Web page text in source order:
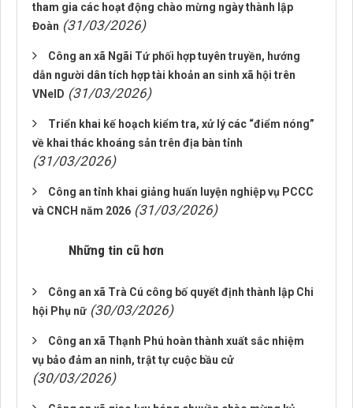
tham gia các hoạt động chào mừng ngày thành lập
Đoàn (31/03/2026)
Công an xã Ngãi Tứ phối hợp tuyên truyền, hướng
dẫn người dân tích hợp tài khoản an sinh xã hội trên
VNeID (31/03/2026)
Triển khai kế hoạch kiểm tra, xử lý các “điểm nóng”
về khai thác khoáng sản trên địa bàn tỉnh
(31/03/2026)
Công an tỉnh khai giảng huấn luyện nghiệp vụ PCCC
và CNCH năm 2026 (31/03/2026)
Những tin cũ hơn
Công an xã Trà Cú công bố quyết định thành lập Chi
hội Phụ nữ (30/03/2026)
Công an xã Thạnh Phú hoàn thành xuất sắc nhiệm
vụ bảo đảm an ninh, trật tự cuộc bầu cử
(30/03/2026)